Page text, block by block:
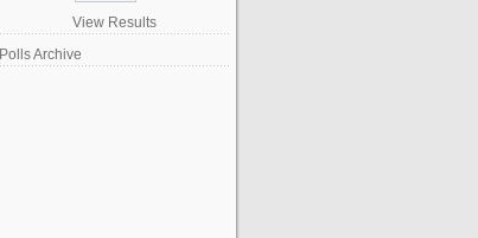
View Results
Polls Archive